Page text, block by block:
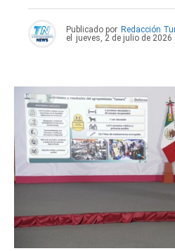
Publicado por Redacción
el
jueves, 2 de julio de 2026